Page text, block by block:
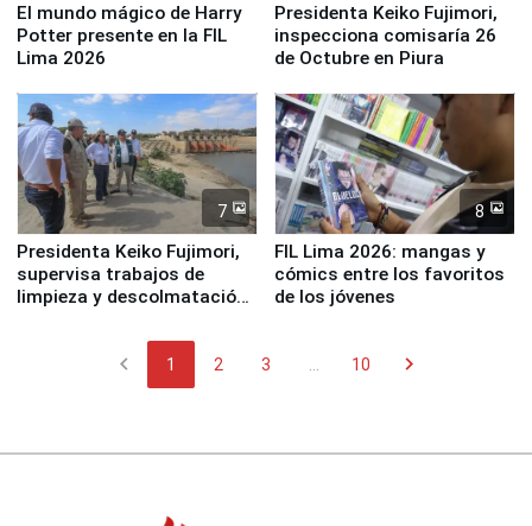
El mundo mágico de Harry
Potter presente en la FIL
Lima 2026
Presidenta Keiko Fujimori,
inspecciona comisaría 26
de Octubre en Piura
7
Presidenta Keiko Fujimori,
supervisa trabajos de
limpieza y descolmatación
8
FIL Lima 2026: mangas y
cómics entre los favoritos
de los jóvenes
chevron_left 1 2 3 10 chevron_right